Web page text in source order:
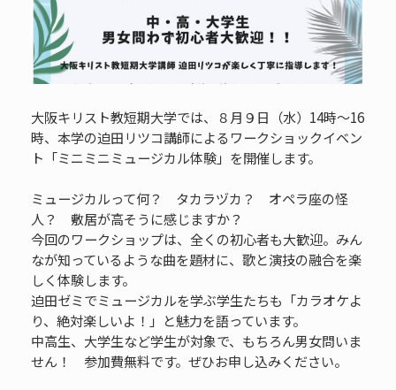
大阪キリスト教短期大学では、８月９日（水）14時～16
時、本学の迫田リツコ講師によるワークショックイベン
ト「ミニミニミュージカル体験」を開催します。
ミュージカルって何？ タカラヅカ？ オペラ座の怪
人？ 敷居が高そうに感じますか？
今回のワークショップは、全くの初心者も大歓迎。みん
なが知っているような曲を題材に、歌と演技の融合を楽
しく体験します。
迫田ゼミでミュージカルを学ぶ学生たちも「カラオケよ
り、絶対楽しいよ！」と魅力を語っています。
中高生、大学生など学生が対象で、もちろん男女問いま
せん！ 参加費無料です。ぜひお申し込みください。